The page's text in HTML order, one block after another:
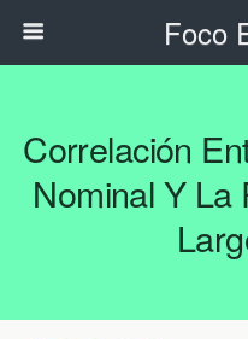
Foco
Correlación
Nominal Y La